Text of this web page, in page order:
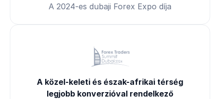
A 2024-es dubaji Forex Expo díja
A közel-keleti és észak-afrikai térség
legjobb konverzióval rendelkező